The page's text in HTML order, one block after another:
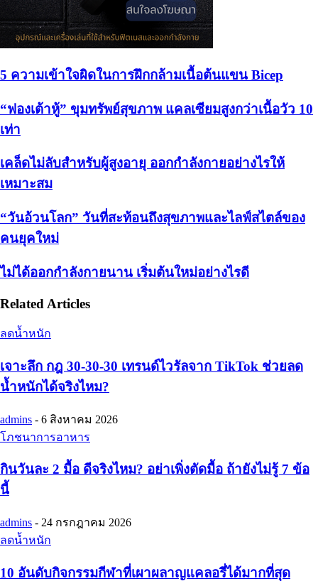
5 ความเข้าใจผิดในการฝึกกล้ามเนื้อต้นแขน Bicep
“ฟองเต้าหู้” ขุมทรัพย์สุขภาพ แคลเซียมสูงกว่าเนื้อวัว 10
เท่า
เคล็ดไม่ลับสำหรับผู้สูงอายุ ออกกำลังกายอย่างไรให้
เหมาะสม
“วันอ้วนโลก” วันที่สะท้อนถึงสุขภาพและไลฟ์สไตล์ของ
คนยุคใหม่
ไม่ได้ออกกำลังกายนาน เริ่มต้นใหม่อย่างไรดี
Related Articles
ลดน้ำหนัก
เจาะลึก กฎ 30-30-30 เทรนด์ไวรัลจาก TikTok ช่วยลด
น้ำหนักได้จริงไหม?
admins - 6 สิงหาคม 2026
โภชนาการอาหาร
กินวันละ 2 มื้อ ดีจริงไหม? อย่าเพิ่งตัดมื้อ ถ้ายังไม่รู้ 7 ข้อ
นี้
admins - 24 กรกฎาคม 2026
ลดน้ำหนัก
10 อันดับกิจกรรมกีฬาที่เผาผลาญแคลอรี่ได้มากที่สุด